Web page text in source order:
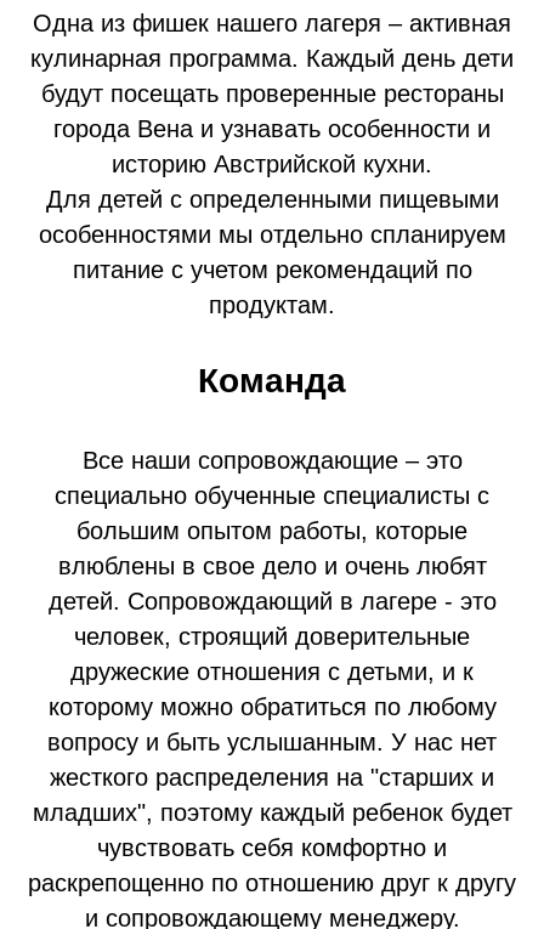
Одна из фишек нашего лагеря – активная
кулинарная программа. Каждый день дети
будут посещать проверенные рестораны
города Вена и узнавать особенности и
историю Австрийской кухни.
Для детей с определенными пищевыми
особенностями мы отдельно спланируем
питание с учетом рекомендаций по
продуктам.
Команда
Все наши сопровождающие – это
специально обученные специалисты с
большим опытом работы, которые
влюблены в свое дело и очень любят
детей. Сопровождающий в лагере - это
человек, строящий доверительные
дружеские отношения с детьми, и к
которому можно обратиться по любому
вопросу и быть услышанным. У нас нет
жесткого распределения на "старших и
младших", поэтому каждый ребенок будет
чувствовать себя комфортно и
раскрепощенно по отношению друг к другу
и сопровождающему менеджеру.